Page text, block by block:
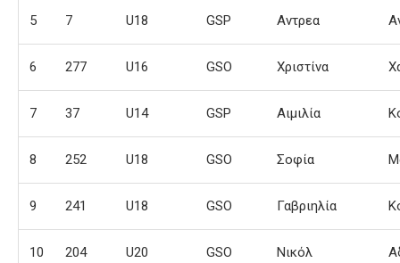
5 7 U18 GSP Αντρεα
6 277 U16 GSO Χριστίνα
7 37 U14 GSP Αιμιλία
8 252 U18 GSO Σοφία
9 241 U18 GSO Γαβριηλία
10 204 U20 GSO Νικόλ